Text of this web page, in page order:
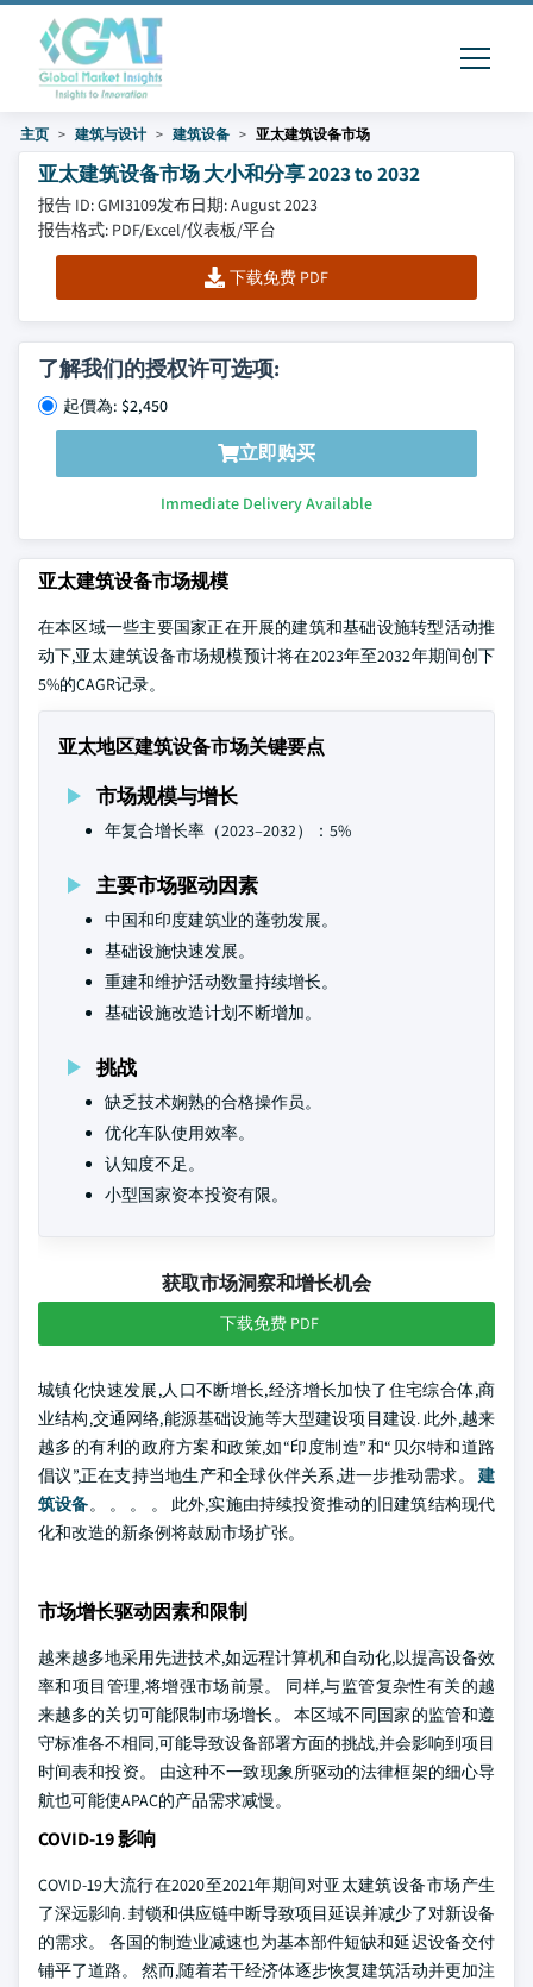
主页 建筑与设计 建筑设备 亚太建筑设备市场
亚太建筑设备市场 大小和分享 2023 to 2032
报告 ID: GMI3109发布日期: August 2023
报告格式: PDF/Excel/仪表板/平台
下载免费 PDF
了解我们的授权许可选项:
起價為: $2,450
立即购买
Immediate Delivery Available
亚太建筑设备市场规模
在本区域一些主要国家正在开展的建筑和基础设施转型活动推
动下,亚太建筑设备市场规模预计将在2023年至2032年期间创下
5%的CAGR记录。
亚太地区建筑设备市场关键要点
市场规模与增长
年复合增长率（2023–2032）：5%
主要市场驱动因素
中国和印度建筑业的蓬勃发展。
基础设施快速发展。
重建和维护活动数量持续增长。
基础设施改造计划不断增加。
挑战
缺乏技术娴熟的合格操作员。
优化车队使用效率。
认知度不足。
小型国家资本投资有限。
获取市场洞察和增长机会
下载免费 PDF
城镇化快速发展,人口不断增长,经济增长加快了住宅综合体,商
业结构,交通网络,能源基础设施等大型建设项目建设. 此外,越来
越多的有利的政府方案和政策,如“印度制造”和“贝尔特和道路
倡议”,正在支持当地生产和全球伙伴关系,进一步推动需求。 建
筑设备。 。 。 。 此外,实施由持续投资推动的旧建筑结构现代
化和改造的新条例将鼓励市场扩张。
市场增长驱动因素和限制
越来越多地采用先进技术,如远程计算机和自动化,以提高设备效
率和项目管理,将增强市场前景。 同样,与监管复杂性有关的越
来越多的关切可能限制市场增长。 本区域不同国家的监管和遵
守标准各不相同,可能导致设备部署方面的挑战,并会影响到项目
时间表和投资。 由这种不一致现象所驱动的法律框架的细心导
航也可能使APAC的产品需求减慢。
COVID-19 影响
COVID-19大流行在2020至2021年期间对亚太建筑设备市场产生
了深远影响. 封锁和供应链中断导致项目延误并减少了对新设备
的需求。 各国的制造业减速也为基本部件短缺和延迟设备交付
铺平了道路。 然而,随着若干经济体逐步恢复建筑活动并更加注